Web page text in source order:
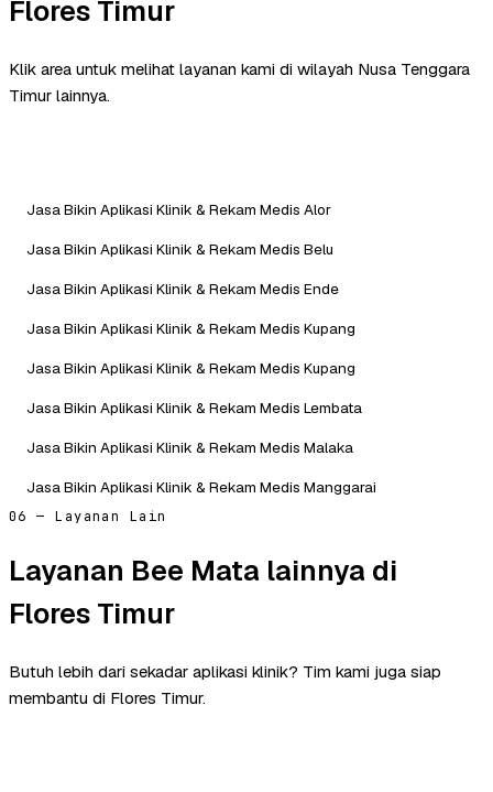
Flores Timur
Klik area untuk melihat layanan kami di wilayah Nusa Tenggara
Timur lainnya.
Jasa Bikin Aplikasi Klinik & Rekam Medis Alor
Jasa Bikin Aplikasi Klinik & Rekam Medis Belu
Jasa Bikin Aplikasi Klinik & Rekam Medis Ende
Jasa Bikin Aplikasi Klinik & Rekam Medis Kupang
Jasa Bikin Aplikasi Klinik & Rekam Medis Kupang
Jasa Bikin Aplikasi Klinik & Rekam Medis Lembata
Jasa Bikin Aplikasi Klinik & Rekam Medis Malaka
Jasa Bikin Aplikasi Klinik & Rekam Medis Manggarai
06 — Layanan Lain
Layanan Bee Mata lainnya di
Flores Timur
Butuh lebih dari sekadar aplikasi klinik? Tim kami juga siap
membantu di Flores Timur.